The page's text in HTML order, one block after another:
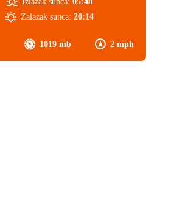
1019 mb 2 mph
Zalazak sunca: 20:14